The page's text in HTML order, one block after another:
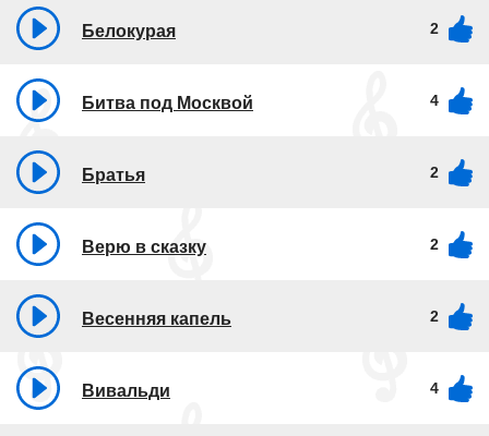
Белокурая 2
Битва под Москвой 4
Братья 2
Верю в сказку 2
Весенняя капель 2
Вивальди 4